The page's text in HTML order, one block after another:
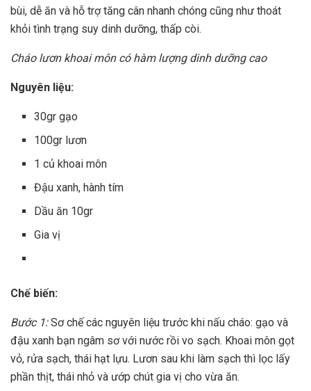
bùi, dễ ăn và hỗ trợ tăng cân nhanh chóng cũng như thoát
khỏi tình trạng suy dinh dưỡng, thấp còi.
Cháo lươn khoai môn có hàm lượng dinh dưỡng cao
Nguyên liệu:
30gr gạo
100gr lươn
1 củ khoai môn
Đậu xanh, hành tím
Dầu ăn 10gr
Gia vị
Chế biến:
Bước 1:Sơ chế các nguyên liệu trước khi nấu cháo: gạo và
đậu xanh bạn ngâm sơ với nước rồi vo sạch. Khoai môn gọt
vỏ, rửa sạch, thái hạt lựu. Lươn sau khi làm sạch thì lọc lấy
phần thịt, thái nhỏ và ướp chút gia vị cho vừa ăn.